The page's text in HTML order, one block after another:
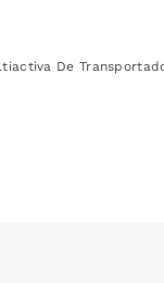
De